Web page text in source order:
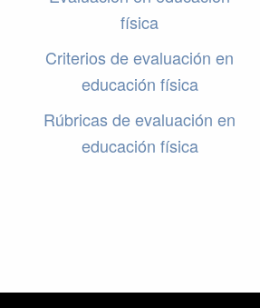
física
Criterios de evaluación en
educación física
Rúbricas de evaluación en
educación física